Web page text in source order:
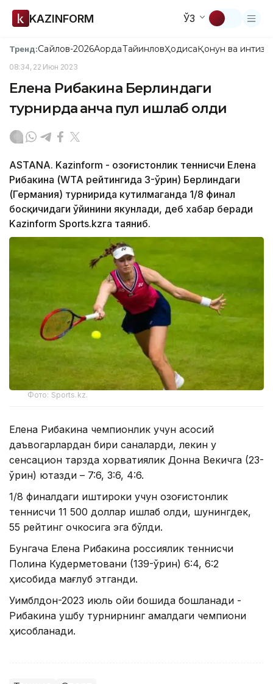
KAZINFORM ЎЗ
Тренд:Сайлов-2026АқордаТайинловҲодисаҚонун ва
08:34, 22 Июн 2023
Елена Рибакина Берлиндаги
турнирда қанча пул ишлаб олди
ASTANA. Kazinform - Қозоғистонлик теннисчи Елена
Рибакина (WТА рейтингида 3-ўрин) Берлиндаги
(Германия) турнирида кутилмаганда 1/8 финал
босқичидаги ўйинини якунлади, деб хабар беради
Kazinform Sports.kzга таяниб.
Фото: Sports.kz.
Елена Рибакина чемпионлик учун асосий
даъвогарлардан бири саналарди, лекин у
сенсацион тарзда хорватиялик Донна Векичга (23-
ўрин) ютқазди – 7:6, 3:6, 4:6.
1/8 финалдаги иштироки учун қозоғистонлик
теннисчи 11 500 доллар ишлаб олди, шунингдек,
55 рейтинг очкосига эга бўлди.
Бунгача Елена Рибакина россиялик теннисчи
Полина Кудерметовани (139-ўрин) 6:4, 6:2
ҳисобида мағлуб этганди.
Уимблдон-2023 июль ойи бошида бошланади -
Рибакина ушбу турнирнинг амалдаги чемпиони
ҳисобланади.